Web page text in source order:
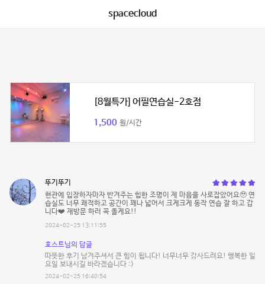
spacecloud
[8월특가] 어필연습실-2호점
1,500 원/시간
뚜기뚜기
현관에 입장하자마자 반겨주는 힙한 조명이 제 마음을 사로잡았어요🥹 연
습실도 너무 쾌적하고 공간이 꽤나 넓어서 크게크게 동작 연습 잘 하고 갑
니다❤️ 재방문 하러 꼭 올게요!!
2024-02-25 13:11:55
호스트님의 답글
따뜻한 후기 남겨주셔서 큰 힘이 됩니다! 너무너무 감사드려요! 행복한 일
요일 보내시길 바라겠습니다 :)
2024-02-25 16:40:54